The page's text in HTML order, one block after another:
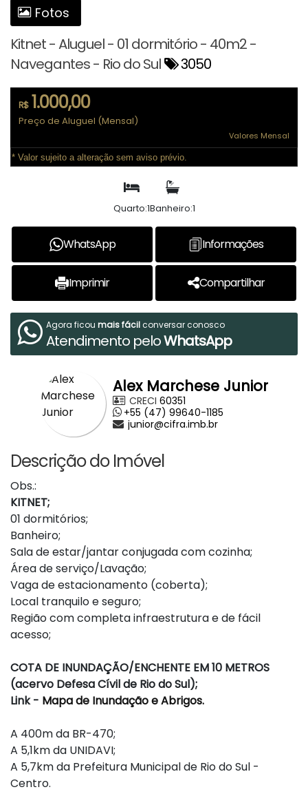
Fotos
Kitnet - Aluguel - 01 dormitório - 40m2 -
Navegantes - Rio do Sul
3050
R$1.000,00
Preço de Aluguel (Mensal)
Valores Mensal
* Valor sujeito a alteração sem aviso prévio.
Quarto:1Banheiro:1
WhatsApp Informações
Imprimir Compartilhar
Agora ficou mais fácilconversar conosco
Atendimento peloWhatsApp
Alex Marchese Junior
CRECI 60351
+55 (47) 99640-1185
junior@cifra.imb.br
Descrição do Imóvel
Obs.:
KITNET;
01 dormitórios;
Banheiro;
Sala de estar/jantar conjugada com cozinha;
Área de serviço/Lavação;
Vaga de estacionamento (coberta);
Local tranquilo e seguro;
Região com completa infraestrutura e de fácil
acesso;
COTA DE INUNDAÇÃO/ENCHENTE EM 10 METROS
(acervo Defesa Cívil de Rio do Sul);
Link - Mapa de Inundação e Abrigos.
A 400m da BR-470;
A 5,1km da UNIDAVI;
A 5,7km da Prefeitura Municipal de Rio do Sul -
Centro.